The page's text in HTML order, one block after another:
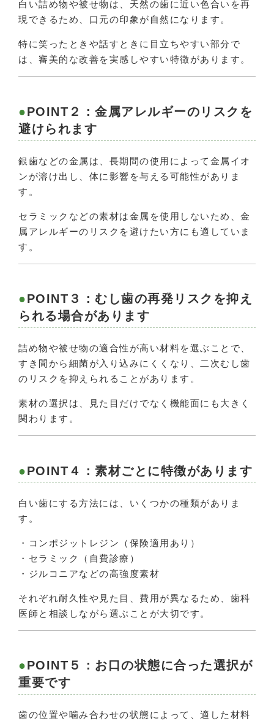
白い詰め物や被せ物は、天然の歯に近い色合いを再
現できるため、口元の印象が自然になります。
特に笑ったときや話すときに目立ちやすい部分で
は、審美的な改善を実感しやすい特徴があります。
POINT２：金属アレルギーのリスクを
避けられます
銀歯などの金属は、長期間の使用によって金属イオ
ンが溶け出し、体に影響を与える可能性がありま
す。
セラミックなどの素材は金属を使用しないため、金
属アレルギーのリスクを避けたい方にも適していま
す。
POINT３：むし歯の再発リスクを抑え
られる場合があります
詰め物や被せ物の適合性が高い材料を選ぶことで、
すき間から細菌が入り込みにくくなり、二次むし歯
のリスクを抑えられることがあります。
素材の選択は、見た目だけでなく機能面にも大きく
関わります。
POINT４：素材ごとに特徴があります
白い歯にする方法には、いくつかの種類がありま
す。
・コンポジットレジン（保険適用あり）
・セラミック（自費診療）
・ジルコニアなどの高強度素材
それぞれ耐久性や見た目、費用が異なるため、歯科
医師と相談しながら選ぶことが大切です。
POINT５：お口の状態に合った選択が
重要です
歯の位置や噛み合わせの状態によって、適した材料